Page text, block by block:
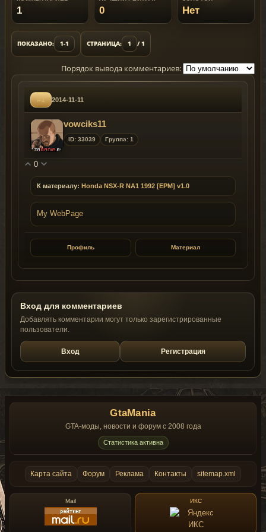
1 0 Нет
ПОКАЗАНО: 1-1 СТРАНИЦА: 1 / 1
Порядок вывода комментариев:
#1 2014-11-11
vowciks11
ID: 33039 Группа: 1
0
К материалу: Honda NSX-R NA1 1992 [EPM] v1.0
My WebPage
Профиль Материал
Вход для комментариев
Добавлять комментарии могут только зарегистрированные
пользователи.
Вход Регистрация
GtaMania
GTA-моды, новости и форум с 2008 года
Статистика активна
Карта сайта Форум Реклама Контакты sitemap.xml
Mail ИКС